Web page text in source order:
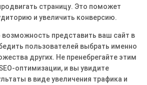
страницу․ Это поможет
и увеличить конверсию․
представить ваш сайт в
пользователей выбрать именно
других․ Не пренебрегайте этим
оптимизации, и вы увидите
в виде увеличения трафика и